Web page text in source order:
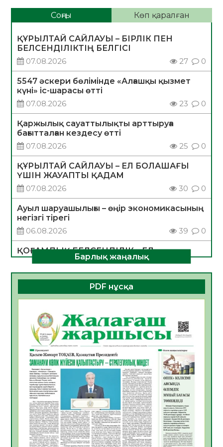
Соңғы Көп қаралған
ҚҰРЫЛТАЙ САЙЛАУЫ – БІРЛІК ПЕН
БЕЛСЕНДІЛІКТІҢ БЕЛГІСІ
07.08.2026
27 0
5547 әскери бөлімінде «Алғашқы қызмет
күні» іс-шарасы өтті
07.08.2026
23 0
Қаржылық сауаттылықты арттыруға
бағытталған кездесу өтті
07.08.2026
25 0
ҚҰРЫЛТАЙ САЙЛАУЫ – ЕЛ БОЛАШАҒЫ
ҮШІН ЖАУАПТЫ ҚАДАМ
07.08.2026
30 0
Ауыл шаруашылығы – өңір экономикасының
негізгі тірегі
06.08.2026
39 0
ҚОҒАМДЫҚ БЕЛСЕНДІЛІК – ЕЛ
ДАМУЫНЫҢ НЕГІЗІ
06.08.2026
36 0
ҚҰРЫЛТАЙ САЙЛАУЫ – БОЛАШАҚҚА
БАСТАР ЖАУАПТЫ ТАҢДАУ
06.08.2026
Инфекциялық ауруларға қарсы иммундау
жұмыстарының тиімділігі
06.08.2026
40
Көкжөтел ауруы туралы
06.08.2026
36
АПВ вакцинасы туралы мәлімет
06.08.2026
36
Open Air: Қызылорда облысы полиция
Барлық жаңалық
PDF нұсқа